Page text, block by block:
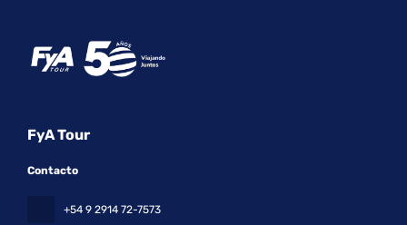
FyA Tour
Contacto
+54 9 2914 72-7573